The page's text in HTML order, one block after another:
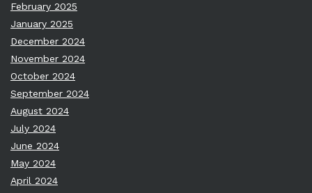
February 2025
January 2025
December 2024
November 2024
October 2024
September 2024
August 2024
July 2024
June 2024
May 2024
April 2024